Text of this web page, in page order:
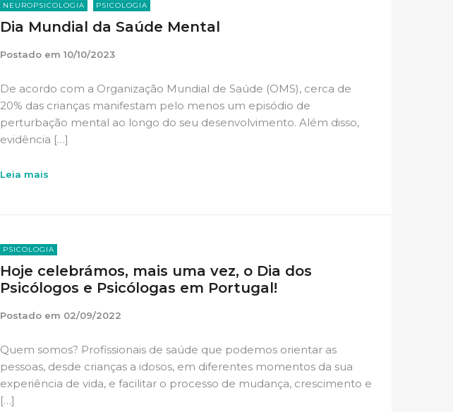
NEUROPSICOLOGIA PSICOLOGIA
Dia Mundial da Saúde Mental
Postado em 10/10/2023
De acordo com a Organização Mundial de Saúde (OMS), cerca de
20% das crianças manifestam pelo menos um episódio de
perturbação mental ao longo do seu desenvolvimento. Além disso,
evidência […]
Leia mais
PSICOLOGIA
Hoje celebrámos, mais uma vez, o Dia dos
Psicólogos e Psicólogas em Portugal!
Postado em 02/09/2022
Quem somos? Profissionais de saúde que podemos orientar as
pessoas, desde crianças a idosos, em diferentes momentos da sua
experiência de vida, e facilitar o processo de mudança, crescimento e
[…]